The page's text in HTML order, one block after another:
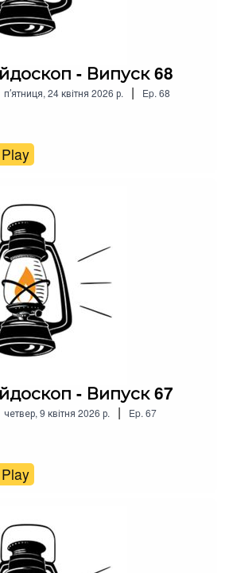
- Випуск 68
пʼятниця, 24 квітня 2026 р. | Ep. 68
Play
- Випуск 67
четвер, 9 квітня 2026 р. | Ep. 67
Play